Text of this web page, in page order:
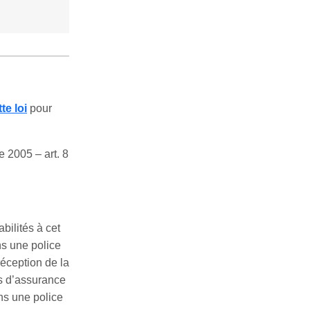
loi pour
2005 – art. 8
à cet
une police
de la
d’assurance
une police